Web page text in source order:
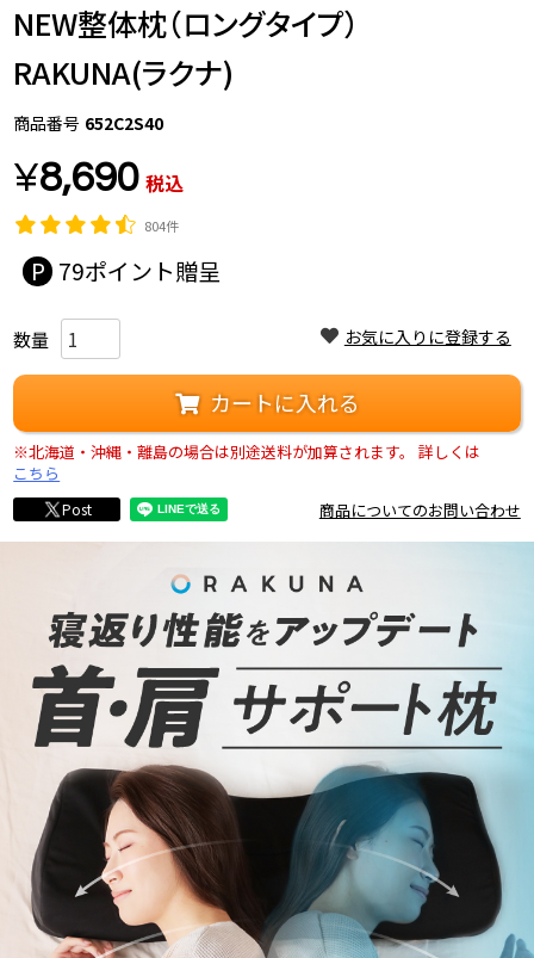
NEW整体枕（ロングタイプ）
RAKUNA(ラクナ)
商品番号 652C2S40
¥8,690 税込
804件
79
お気に入りに登録する
カートに入れる
※北海道・沖縄・離島の場合は別途送料が加算されます。
詳しくは
こちら
商品についてのお問い合わせ
Post